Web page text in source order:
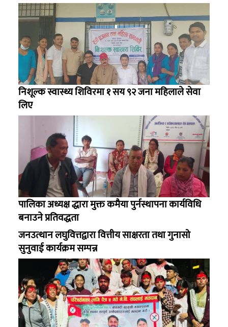
निशूल्क स्वास्थ्य शिविरमा १ सय ९२ जना महिलाले सेवा
लिए
पालिका अध्यक्ष द्धारा मुक्त कमैया पुर्नस्थापना कार्यविधि
बनाउने प्रतिवद्धता
जनउत्थान लघुवित्तद्वारा वित्तीय साक्षरता तथा गुनासो
सुनुवाई कार्यक्रम सम्पन्न